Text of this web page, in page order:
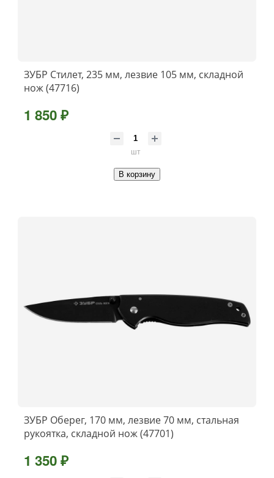
ЗУБР Стилет, 235 мм, лезвие 105 мм, складной
нож (47716)
1 850 ₽
шт
В корзину
ЗУБР Оберег, 170 мм, лезвие 70 мм, стальная
рукоятка, складной нож (47701)
1 350 ₽